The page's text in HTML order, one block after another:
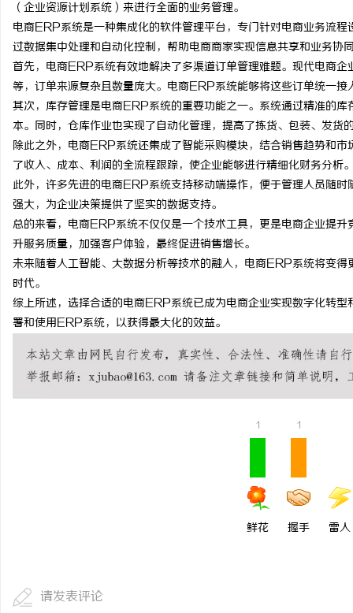
（企业资源计划系统）来进行全面的业务管理。
电商ERP系统是一种集成化的软件管理平台，专门针对电商业务流
过数据集中处理和自动化控制，帮助电商商家实现信息共享和业务协
首先，电商ERP系统有效地解决了多渠道订单管理难题。现代电商
等，订单来源复杂且数量庞大。电商ERP系统能够将这些订单统一
其次，库存管理是电商ERP系统的重要功能之一。系统通过精准的
本。同时，仓库作业也实现了自动化管理，提高了拣货、包装、发货
除此之外，电商ERP系统还集成了智能采购模块，结合销售趋势和
了收入、成本、利润的全流程跟踪，使企业能够进行精细化财务分析
此外，许多先进的电商ERP系统支持移动端操作，便于管理人员随
强大，为企业决策提供了坚实的数据支持。
总的来看，电商ERP系统不仅仅是一个技术工具，更是电商企业提
升服务质量，加强客户体验，最终促进销售增长。
未来随着人工智能、大数据分析等技术的融入，电商ERP系统将变
时代。
综上所述，选择合适的电商ERP系统已成为电商企业实现数字化转
署和使用ERP系统，以获得最大化的效益。
1
鲜花
1
握手 雷人
请发表评论
武汉配眼镜 上海配眼镜